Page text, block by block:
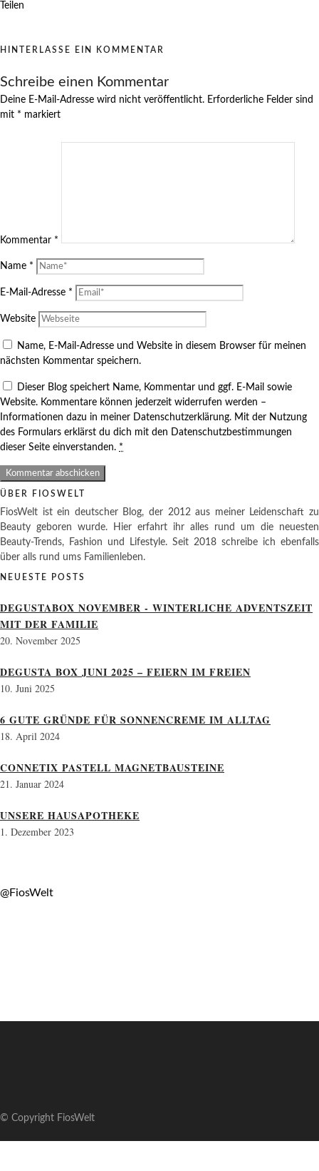
Teilen
HINTERLASSE EIN KOMMENTAR
Schreibe einen Kommentar
Deine E-Mail-Adresse wird nicht veröffentlicht. Erforderliche Felder sind
mit * markiert
Kommentar *
Name *
E-Mail-Adresse *
Website
Name, E-Mail-Adresse und Website in diesem Browser für meinen
nächsten Kommentar speichern.
Dieser Blog speichert Name, Kommentar und ggf. E-Mail sowie
Website. Kommentare können jederzeit widerrufen werden –
Informationen dazu in meiner Datenschutzerklärung. Mit der Nutzung
des Formulars erklärst du dich mit den Datenschutzbestimmungen
dieser Seite einverstanden. *
ÜBER FIOSWELT
FiosWelt ist ein deutscher Blog, der 2012 aus meiner Leidenschaft zu
Beauty geboren wurde. Hier erfahrt ihr alles rund um die neuesten
Beauty-Trends, Fashion und Lifestyle. Seit 2018 schreibe ich ebenfalls
über alls rund ums Familienleben.
NEUESTE POSTS
DEGUSTABOX NOVEMBER - WINTERLICHE ADVENTSZEIT
MIT DER FAMILIE
20. November 2025
DEGUSTA BOX JUNI 2025 – FEIERN IM FREIEN
10. Juni 2025
6 GUTE GRÜNDE FÜR SONNENCREME IM ALLTAG
18. April 2024
CONNETIX PASTELL MAGNETBAUSTEINE
21. Januar 2024
UNSERE HAUSAPOTHEKE
1. Dezember 2023
@FiosWelt
© Copyright FiosWelt